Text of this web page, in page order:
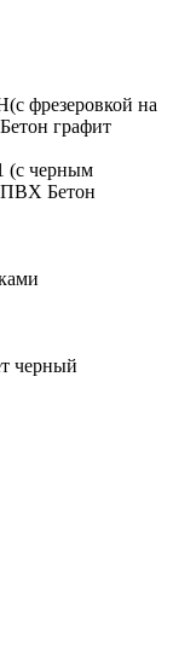
фрезеровкой на
графит
(с черным
ПВХ Бетон
черный